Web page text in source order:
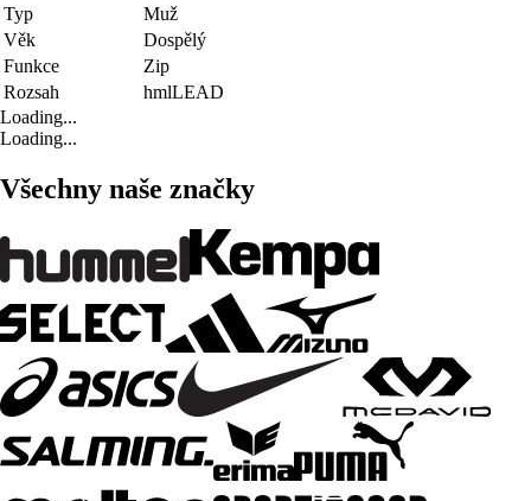
Typ
Muž
Věk
Dospělý
Funkce
Zip
Rozsah
hmlLEAD
Loading...
Loading...
Všechny naše značky